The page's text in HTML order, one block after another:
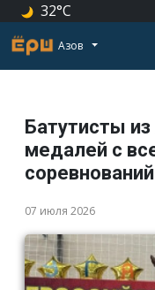
32°C
Азов
Батутисты
медалей с
соревнований
07 июля 2026